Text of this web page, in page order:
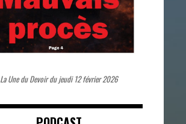
La Une du Devoir du jeudi 12 février 2026